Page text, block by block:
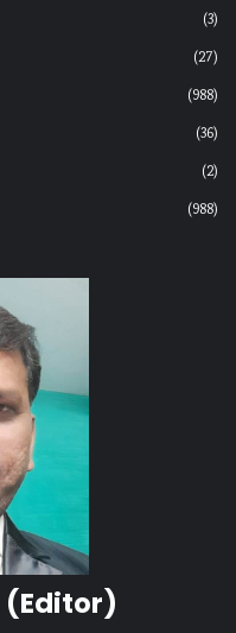
(3)
(27)
(988)
(36)
(2)
(988)
(Editor)